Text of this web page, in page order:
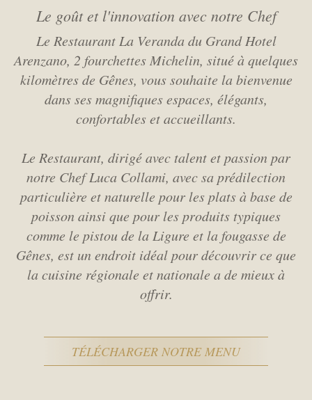
Le goût et l'innovation avec notre Chef
Le Restaurant La Veranda du Grand Hotel
Arenzano, 2 fourchettes Michelin, situé à quelques
kilomètres de Gênes, vous souhaite la bienvenue
dans ses magnifiques espaces, élégants,
confortables et accueillants.
Le Restaurant, dirigé avec talent et passion par
notre Chef Luca Collami, avec sa prédilection
particulière et naturelle pour les plats à base de
poisson ainsi que pour les produits typiques
comme le pistou de la Ligure et la fougasse de
Gênes, est un endroit idéal pour découvrir ce que
la cuisine régionale et nationale a de mieux à
offrir.
TÉLÉCHARGER NOTRE MENU